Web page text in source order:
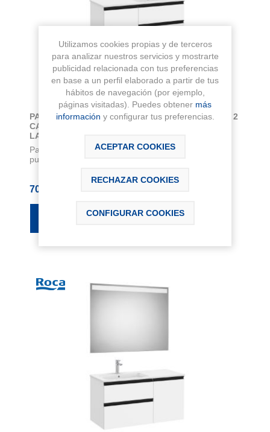
PACK MUEBLE ESPEJO Y LAVABO MODELO GAP 2
CAJONES Y 1 PUERTA BLANCO MATE CON
LAVABO DESPLAZADO A LA DERECHA MEDIDA
1000X460
Pack GAP. Conjunto de mueble base 2 cajones y 1
puerta modelo GAP con lavabo desplazado a ...
704,70 € IVA Inc.
Utilizamos cookies propias y de terceros
para analizar nuestros servicios y mostrarte
publicidad relacionada con tus preferencias
en base a un perfil elaborado a partir de tus
hábitos de navegación (por ejemplo,
páginas visitadas). Puedes obtener más
información y configurar tus preferencias.
ACEPTAR COOKIES
RECHAZAR COOKIES
CONFIGURAR COOKIES